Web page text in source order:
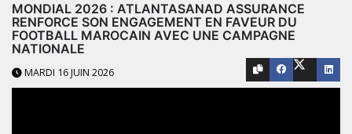
MONDIAL 2026 : ATLANTASANAD ASSURANCE
RENFORCE SON ENGAGEMENT EN FAVEUR DU
FOOTBALL MAROCAIN AVEC UNE CAMPAGNE
NATIONALE
MARDI 16 JUIN 2026